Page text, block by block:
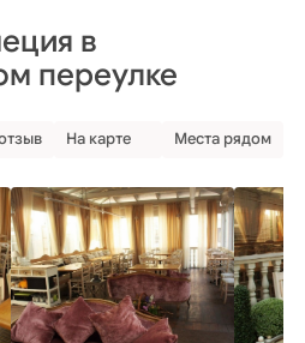
в
переулке
На карте Места рядом